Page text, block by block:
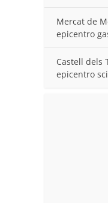
Mercat de
epicentro
Castell dels
epicentro